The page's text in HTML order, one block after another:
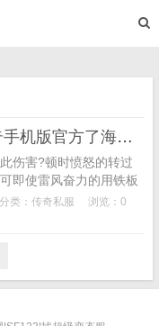
这里聚集无忧传奇手机版官方了海量的高手
害?顿时愤怒的转过
即使雷风奋力的用铁板
钳虫有转过身来的迹
液体来，使得玩家们都
分类： 传奇私服
浏览：0